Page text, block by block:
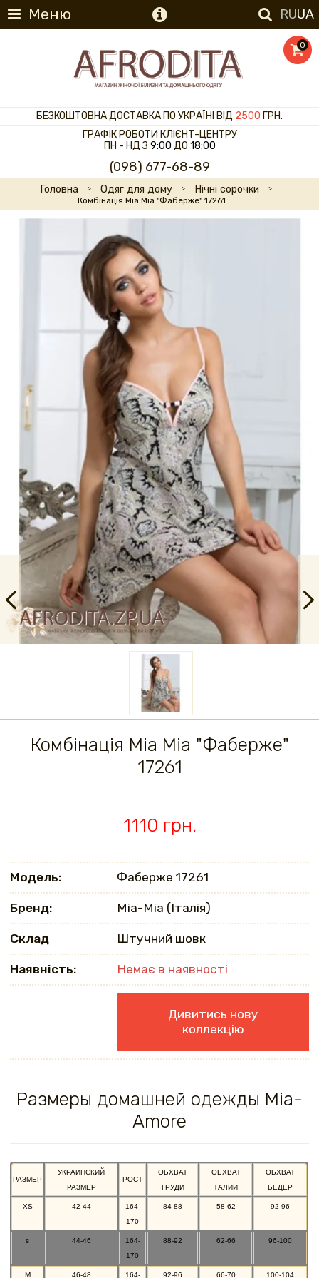
Меню RUUA
0
БЕЗКОШТОВНА ДОСТАВКА ПО УКРАЇНІ ВІД 2500 ГРН.
ГРАФІК РОБОТИ КЛІЄНТ-ЦЕНТРУ
ПН - НД З 9:00 ДО 18:00
(098) 677-68-89
Головна Одяг для дому Нічні сорочки
Комбінація Mia Mia "Фаберже" 17261
Комбінація Mia Mia "Фаберже"
17261
1110 грн.
Модель: Фаберже 17261
Бренд: Mia-Mia (Італія)
Склад Штучний шовк
Наявність: Немає в наявності
Дивитись нову
коллекцію
Размеры домашней одежды Mia-
Amore
РАЗМЕР
УКРАИНСКИЙ
РАЗМЕР
РОСТ
ОБХВАТ
ГРУДИ
ОБХВАТ
ТАЛИИ
ОБХВАТ
БЕДЕР
XS 42-44
164-
170
84-88 58-62 92-96
s 44-46
164-
170
88-92 62-66 96-100
M 46-48 164- 92-96 66-70 100-104